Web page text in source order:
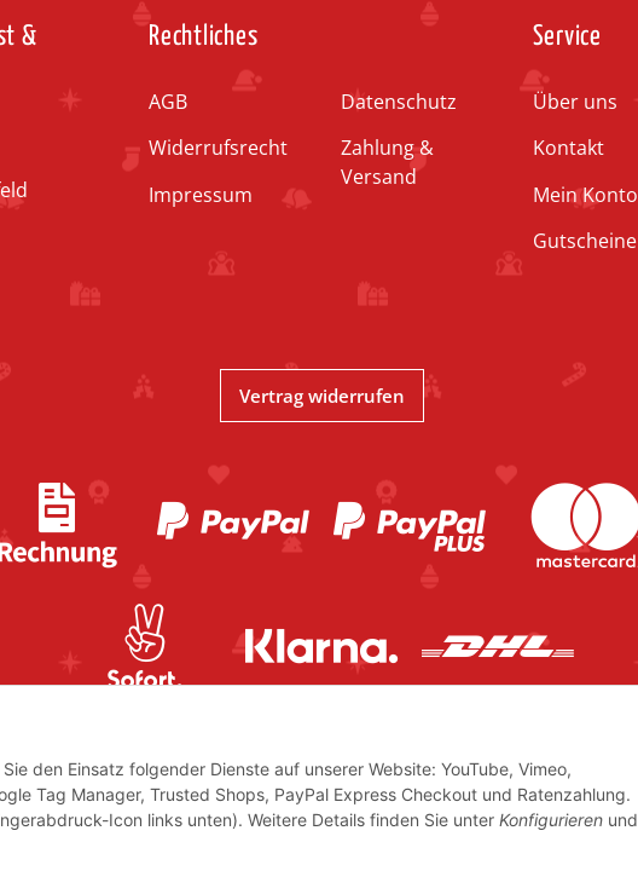
&
Rechtliches
AGB
Widerrufsrecht
Impressum
Datenschutz
Zahlung &
Versand
Service
Über uns
Kontakt
Mein Konto
Gutscheine
Vertrag widerrufen
den Einsatz folgender Dienste auf unserer Website: YouTube, Vimeo,
Tag Manager, Trusted Shops, PayPal Express Checkout und Ratenzahlung.
Icon links unten). Weitere Details finden Sie unter Konfigurieren und